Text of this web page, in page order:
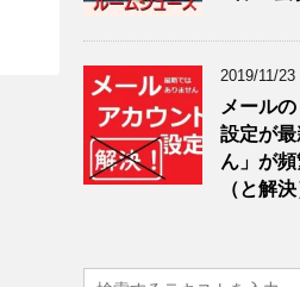
2019/11/23
メール
設定が
ん」が
（と解決